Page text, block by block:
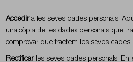
Accedira les seves dades personals.
una còpia de les dades personals que
comprovar que tractem les seves dades
Rectificarles seves dades personals. En